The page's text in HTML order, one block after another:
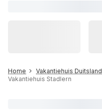
Home Vakantiehuis Duitsland
Vakantiehuis Stadlern